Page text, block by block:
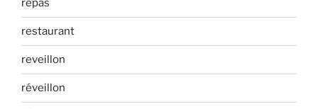
repas
restaurant
reveillon
réveillon